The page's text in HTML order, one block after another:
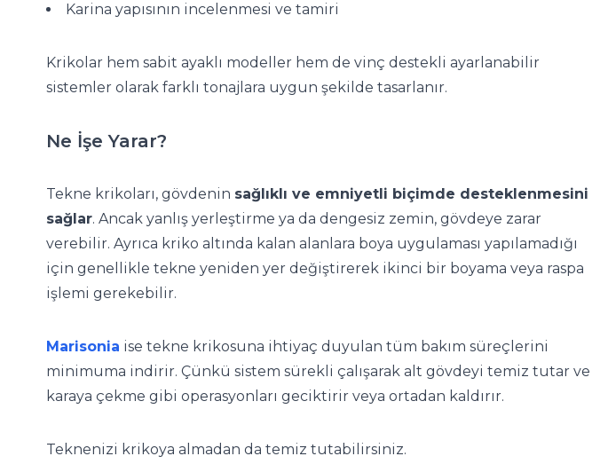
Karina yapısının incelenmesi ve tamiri
Krikolar hem sabit ayaklı modeller hem de vinç destekli ayarlanabilir
sistemler olarak farklı tonajlara uygun şekilde tasarlanır.
Ne İşe Yarar?
Tekne krikoları, gövdenin sağlıklı ve emniyetli biçimde desteklenmesini
sağlar. Ancak yanlış yerleştirme ya da dengesiz zemin, gövdeye zarar
verebilir. Ayrıca kriko altında kalan alanlara boya uygulaması yapılamadığı
için genellikle tekne yeniden yer değiştirerek ikinci bir boyama veya raspa
işlemi gerekebilir.
Marisonia ise tekne krikosuna ihtiyaç duyulan tüm bakım süreçlerini
minimuma indirir. Çünkü sistem sürekli çalışarak alt gövdeyi temiz tutar ve
karaya çekme gibi operasyonları geciktirir veya ortadan kaldırır.
Teknenizi krikoya almadan da temiz tutabilirsiniz.